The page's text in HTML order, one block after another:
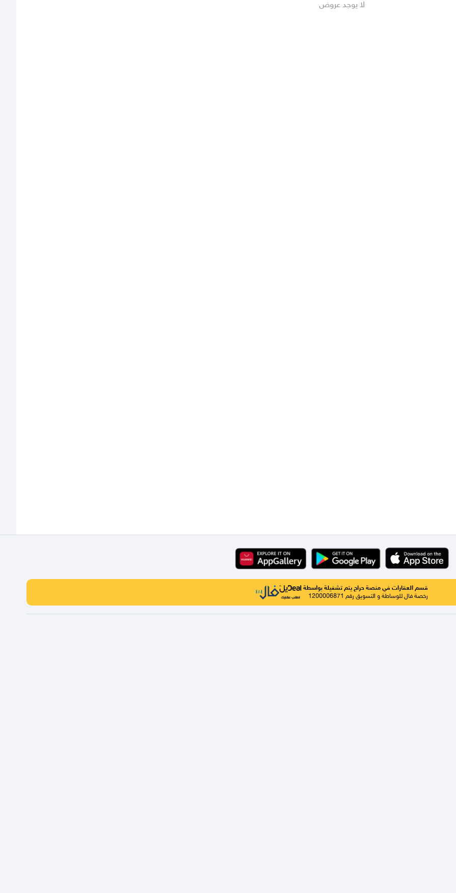
لا يوجد عروض
قسم العقارات في منصة حراج يتم تشغيلة بواسطة
رخصة فال للوساطة و التسويق رقم 1200006871